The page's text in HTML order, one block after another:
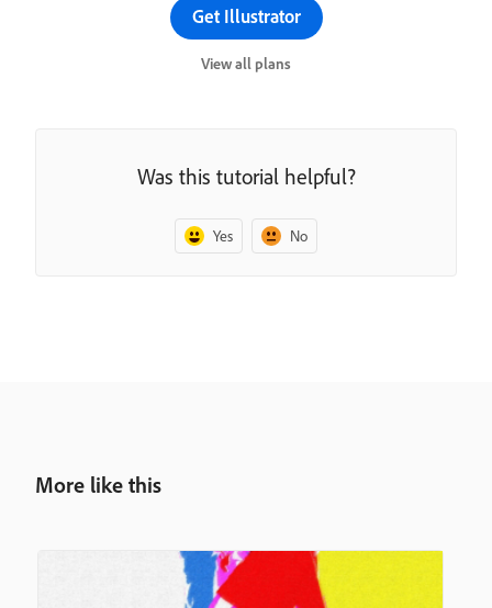
Get Illustrator
View all plans
Was this tutorial helpful?
Yes No
More like this